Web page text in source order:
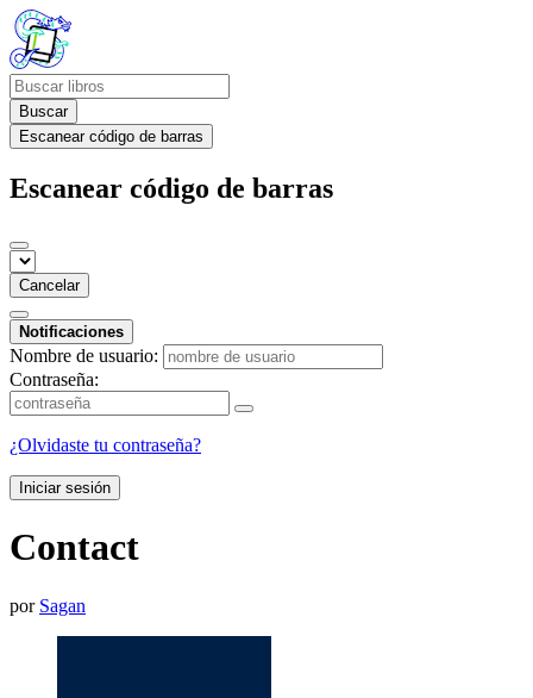
Buscar
Escanear código de barras
Escanear código de barras
Cancelar
Notificaciones
Nombre de usuario:
Contraseña:
¿Olvidaste tu contraseña?
Iniciar sesión
Contact
por Sagan